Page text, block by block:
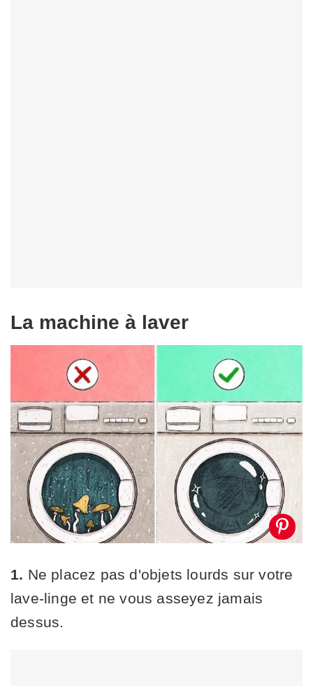
La machine à laver
1. Ne placez pas d'objets lourds sur votre
lave-linge et ne vous asseyez jamais
dessus.